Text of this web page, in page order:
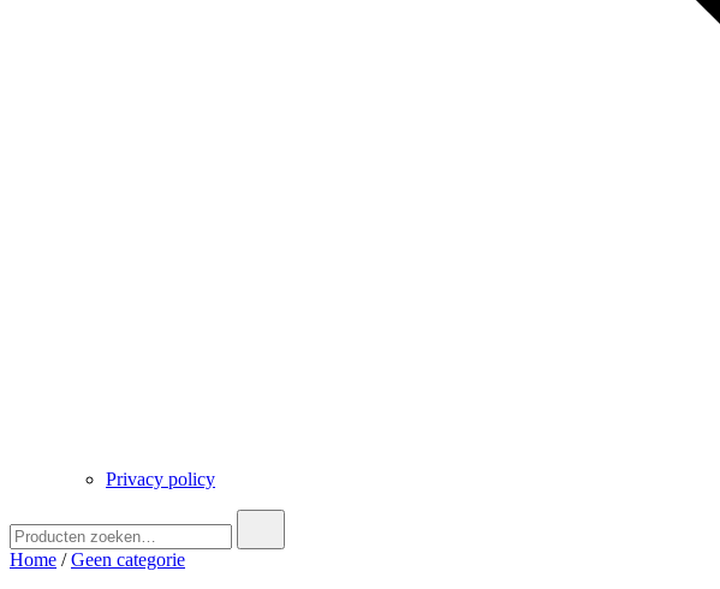
Privacy policy
naar:
Home /Geen categorie